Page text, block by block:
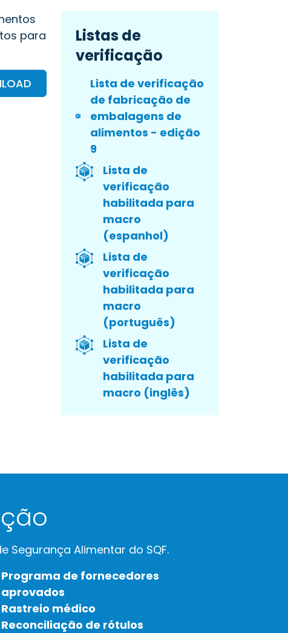
para
Listas de
verificação
Lista de verificação
de fabricação de
embalagens de
alimentos - edição
9
Lista de
verificação
habilitada para
macro
(espanhol)
Lista de
verificação
habilitada para
macro
(português)
Lista de
verificação
habilitada para
macro (inglês)
Alimentar do SQF.
Programa de fornecedores
aprovados
Rastreio médico
Reconciliação de rótulos